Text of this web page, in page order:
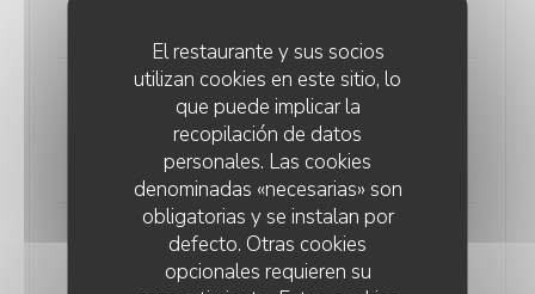
El restaurante y sus socios
utilizan cookies en este sitio, lo
que puede implicar la
recopilación de datos
personales. Las cookies
denominadas «necesarias» son
obligatorias y se instalan por
defecto. Otras cookies
opcionales requieren su
Fresh "Trofie" pasta with zucchini
and pine nuts
20,00 EUR
Greek Salad
Breaded feta, tomato, cucumber, olives, watermelon,